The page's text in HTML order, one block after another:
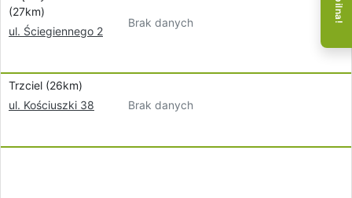
(27km)
ul. Ściegiennego 2
Brak danych
Trzciel (26km)
ul. Kościuszki 38
Brak danych